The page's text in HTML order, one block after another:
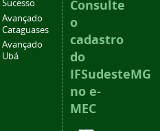
Sucesso
Avançado
Cataguases
Avançado
Ubá
Consulte
o
cadastro
do
IFSudesteMG
no e-
MEC